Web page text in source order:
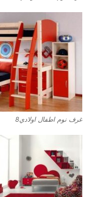
غرف نوم اطفال اولادي8